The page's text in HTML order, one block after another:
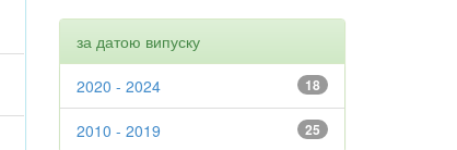
за датою випуску
18
2020 - 2024
25
2010 - 2019